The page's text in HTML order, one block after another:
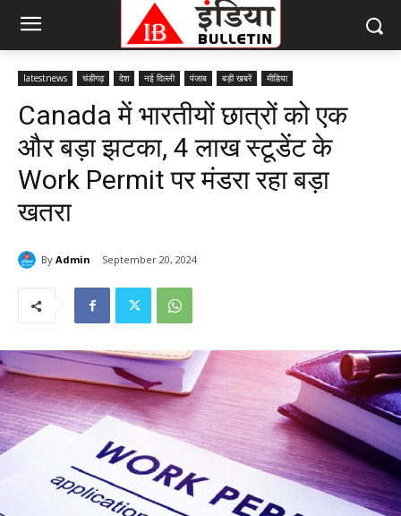
latestnews चंडीगढ़ देश नई दिल्ली पंजाब बड़ी खबरें मीडिया
Canada में भारतीयों छात्रों को एक
और बड़ा झटका, 4 लाख स्टूडेंट के
Work Permit पर मंडरा रहा बड़ा
खतरा
By Admin September 20, 2024